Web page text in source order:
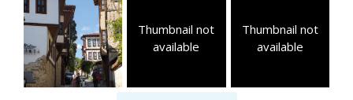
Thumbnail not
available
Thumbnail not
available